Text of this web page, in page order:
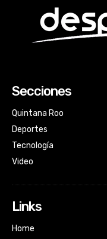
Secciones
Quintana Roo
Deportes
Tecnología
Video
Links
Home